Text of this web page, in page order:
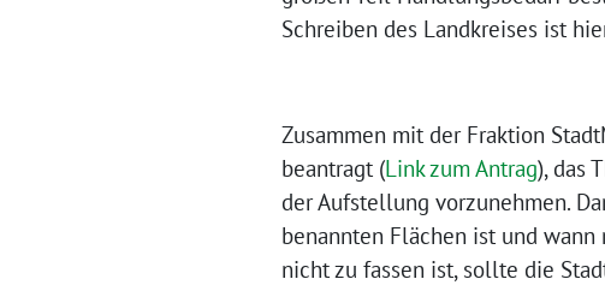
Schreiben des Landkreises ist
Zusammen mit der Fraktion
beantragt (Link zum Antrag), das
der Aufstellung vorzunehmen.
benannten Flächen ist und
nicht zu fassen ist, sollte die